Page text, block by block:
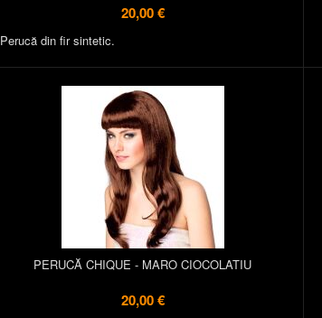
20,00 €
Perucă din fir sintetic.
PERUCĂ CHIQUE - MARO CIOCOLATIU
20,00 €